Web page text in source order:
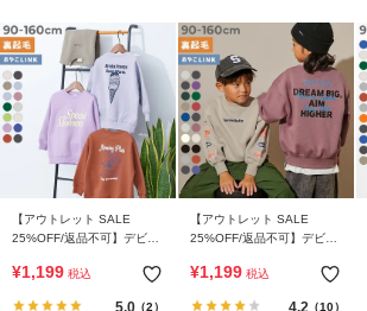
【アウトレット SALE
25%OFF/返品不可】デビラ
ルエット トレーナー
¥1,199 税込
5.0（2）
【アウトレット SALE
25%OFF/返品不可】デビラ
エットトレーナー
¥1,199 税込
4.2（10）